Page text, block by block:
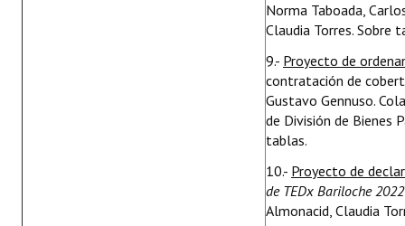
Norma Taboada,
Claudia Torres. Sobre
9.- Proyecto de
contratación de
Gustavo Gennuso.
de División de Bienes
tablas.
10.- Proyecto de
de TEDx Bariloche 2022
Almonacid, Claudia